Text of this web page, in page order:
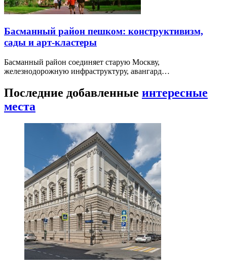
Басманный район пешком: конструктивизм,
сады и арт-кластеры
Басманный район соединяет старую Москву,
железнодорожную инфраструктуру, авангард…
Последние добавленные интересные
места